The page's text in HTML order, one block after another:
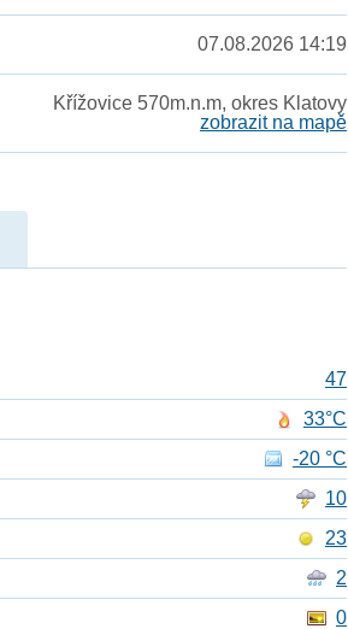
07.08.2026 14:19
Křížovice 570m.n.m, okres Klatovy
zobrazit na mapě
47
33°C
-20 °C
10
23
2
0